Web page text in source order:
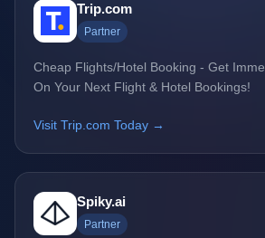
Trip.com
Partner
Cheap Flights/Hotel Booking - Get
On Your Next Flight & Hotel Bookings!
Visit Trip.com Today →
Spiky.ai
Partner